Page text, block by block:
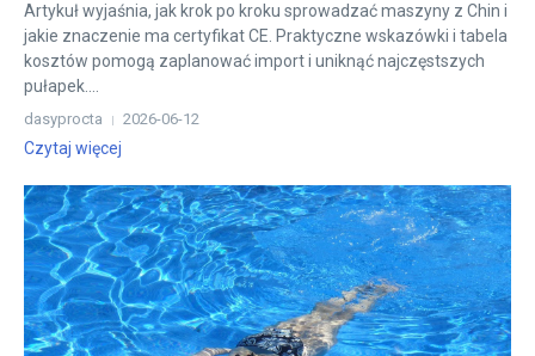
Artykuł wyjaśnia, jak krok po kroku sprowadzać maszyny z Chin i
jakie znaczenie ma certyfikat CE. Praktyczne wskazówki i tabela
kosztów pomogą zaplanować import i uniknąć najczęstszych
pułapek....
dasyprocta 2026-06-12
Czytaj więcej